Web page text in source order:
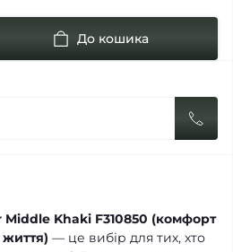
До кошика
Middle Khaki F310850 (комфорт
життя) — це вибір для тих, хто